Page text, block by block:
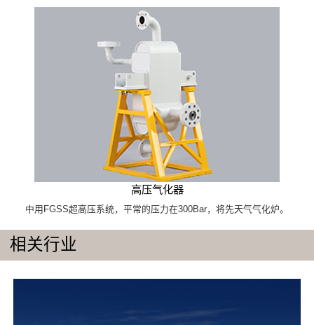
高压气化器
中用FGSS超高压系统，平常的压力在300Bar，将先天气气化炉。
相关行业